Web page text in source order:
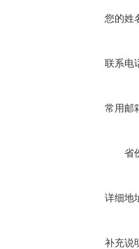
您的姓
联系电
常用邮
省
详细地
补充说